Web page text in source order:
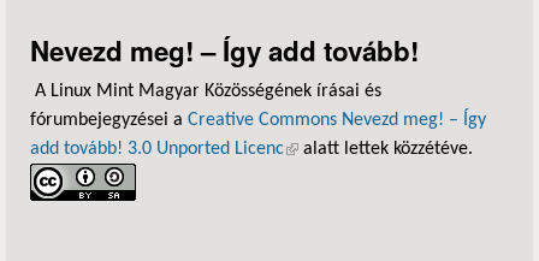
Nevezd meg! – Így add tovább!
A Linux Mint Magyar Közösségének írásai és
fórumbejegyzései a Creative Commons Nevezd meg! – Így
add tovább! 3.0 Unported Licenc(külső hivatkozás)
alatt lettek közzétéve.